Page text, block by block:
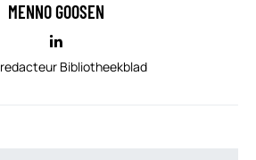
MENNO GOOSEN
Bibliotheekblad